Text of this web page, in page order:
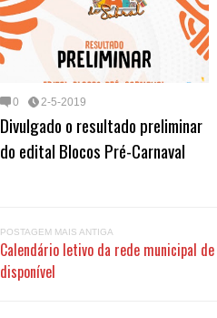
0 2-5-2019
Divulgado o resultado preliminar
do edital Blocos Pré-Carnaval
POSTAGEM MAIS ANTIGA
Calendário letivo da rede municipal
disponível